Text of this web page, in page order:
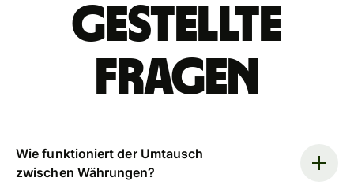
gestellte
Fragen
Wie funktioniert der Umtausch
zwischen Währungen?